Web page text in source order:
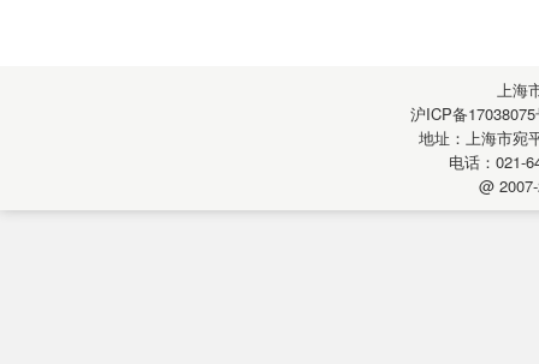
上海
沪ICP备
地址：上海市宛
电话：021-
@